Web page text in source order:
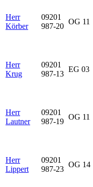
Herr
Körber
09201
987-20
OG 11
Herr
Krug
09201
987-13
EG 03
Herr
Lautner
09201
987-19
OG 11
Herr
Lippert
09201
987-23
OG 14